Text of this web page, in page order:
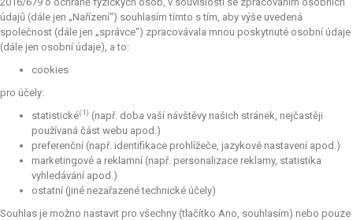
údajů (dále jen „Nařízení“) souhlasím tímto s tím, aby výše uvedená
společnost (dále jen „správce“) zpracovávala mnou poskytnuté osobní údaje
(dále jen osobní údaje), a to:
cookies
pro účely:
statistické(1) (např. doba vaší návštěvy našich stránek, nejčastěji
používaná část webu apod.)
preferenční (např. identifikace prohlížeče, jazykové nastavení apod.)
marketingové a reklamní (např. personalizace reklamy, statistika
vyhledávání apod.)
ostatní (jiné nezařazené technické účely)
Souhlas je možno nastavit pro všechny (tlačítko Ano, souhlasím) nebo pouze